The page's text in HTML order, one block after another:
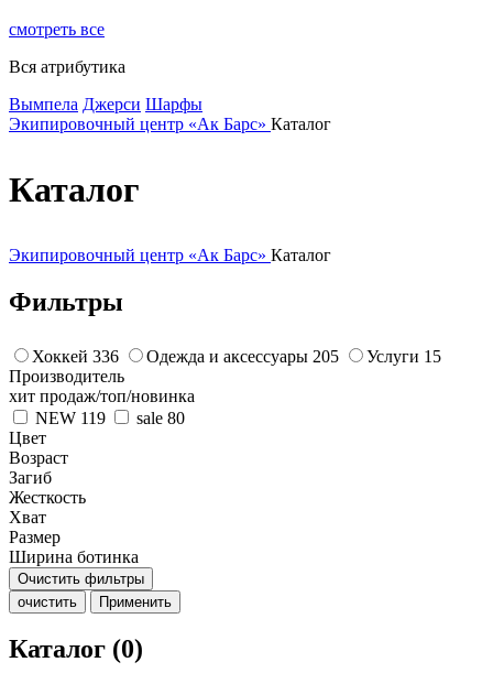
смотреть все
Вся атрибутика
Вымпела Джерси Шарфы
Экипировочный центр «Ак Барс» Каталог
Каталог
Экипировочный центр «Ак Барс» Каталог
Фильтры
Хоккей 336 Одежда и аксессуары 205 Услуги 15
Производитель
хит продаж/топ/новинка
NEW 119 sale 80
Цвет
Возраст
Загиб
Жесткость
Хват
Размер
Ширина ботинка
Очистить фильтры
очистить
Применить
Каталог (0)